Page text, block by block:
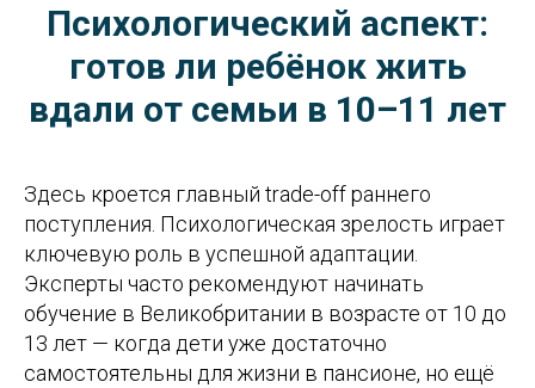
Психологический аспект:
готов ли ребёнок жить
вдали от семьи в 10–11 лет
Здесь кроется главный trade-off раннего
поступления. Психологическая зрелость играет
ключевую роль в успешной адаптации.
Эксперты часто рекомендуют начинать
обучение в Великобритании в возрасте от 10 до
13 лет — когда дети уже достаточно
самостоятельны для жизни в пансионе, но ещё